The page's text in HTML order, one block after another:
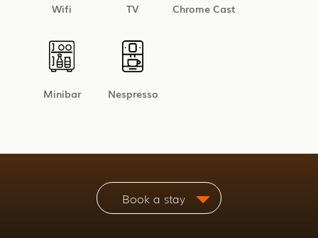
Wifi TV Chrome Cast
Minibar Nespresso
Book a stay